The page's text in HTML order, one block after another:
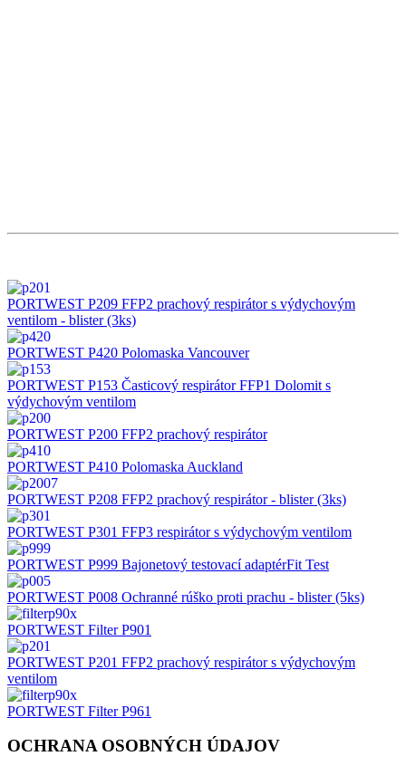
PORTWEST P209 FFP2 prachový respirátor s výdychovým
ventilom - blister (3ks)
PORTWEST P420 Polomaska Vancouver
PORTWEST P153 Časticový respirátor FFP1 Dolomit s
výdychovým ventilom
PORTWEST P200 FFP2 prachový respirátor
PORTWEST P410 Polomaska Auckland
PORTWEST P208 FFP2 prachový respirátor - blister (3ks)
PORTWEST P301 FFP3 respirátor s výdychovým ventilom
PORTWEST P999 Bajonetový testovací adaptérFit Test
PORTWEST P008 Ochranné rúško proti prachu - blister (5ks)
PORTWEST Filter P901
PORTWEST P201 FFP2 prachový respirátor s výdychovým
ventilom
PORTWEST Filter P961
OCHRANA OSOBNÝCH ÚDAJOV